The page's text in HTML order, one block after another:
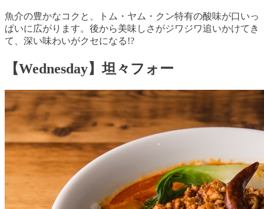
魚介の豊かなコクと、トム・ヤム・クン特有の酸味が口いっ
ぱいに広がります。後から美味しさがジワジワ追いかけてき
て、深い味わいがクセになる!?
【Wednesday】坦々フォー